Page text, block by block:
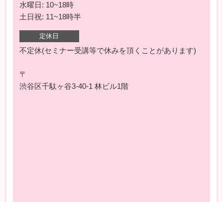
水曜日: 10~18時
土日祝: 11~18時半
定休日
不定休(セミナー受講等で休みを頂くことがあります)
〒
渋谷区千駄ヶ谷3-40-1 林ビル1階